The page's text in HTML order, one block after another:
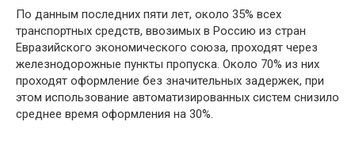
По данным последних пяти лет, около 35% всех
транспортных средств, ввозимых в Россию из стран
Евразийского экономического союза, проходят через
железнодорожные пункты пропуска. Около 70% из них
проходят оформление без значительных задержек, при
этом использование автоматизированных систем снизило
среднее время оформления на 30%.